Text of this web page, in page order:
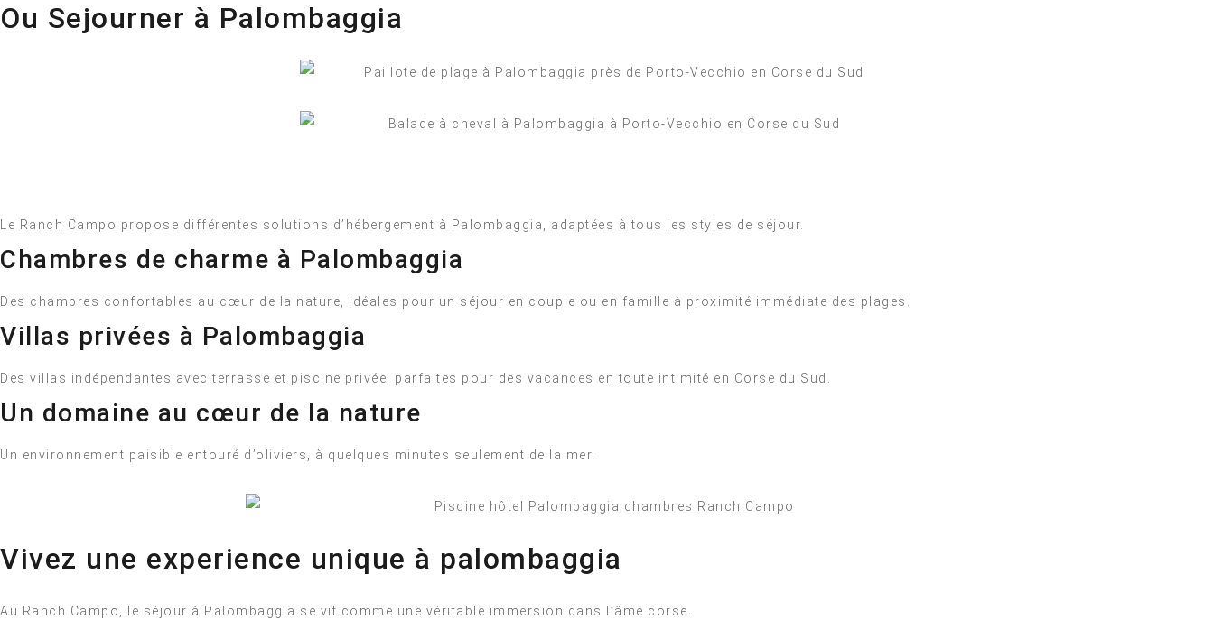
Ou Sejourner à Palombaggia
Le Ranch Campo propose différentes solutions d’hébergement à Palombaggia, adaptées à tous les styles de séjour.
Chambres de charme à Palombaggia
Des chambres confortables au cœur de la nature, idéales pour un séjour en couple ou en famille à proximité immédiate des plages.
Villas privées à Palombaggia
Des villas indépendantes avec terrasse et piscine privée, parfaites pour des vacances en toute intimité en Corse du Sud.
Un domaine au cœur de la nature
Un environnement paisible entouré d’oliviers, à quelques minutes seulement de la mer.
Vivez une experience unique à palombaggia
Au Ranch Campo, le séjour à Palombaggia se vit comme une véritable immersion dans l’âme corse.